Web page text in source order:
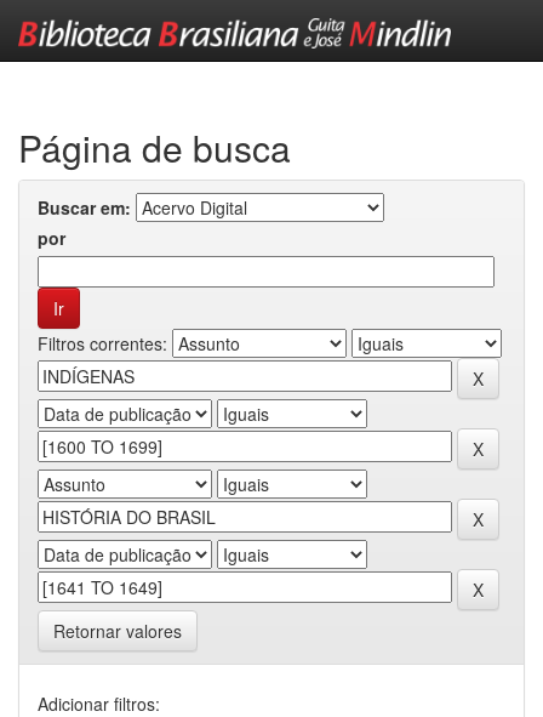
Página de busca
Buscar em:
por
Filtros correntes:
Retornar valores
Adicionar filtros: